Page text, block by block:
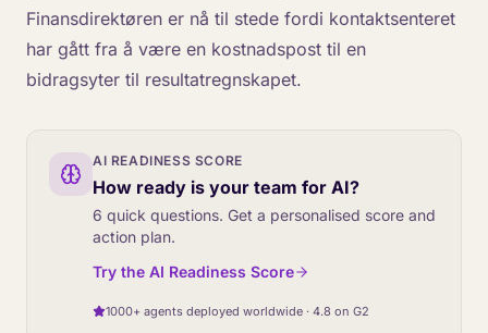
Finansdirektøren er nå til stede fordi kontaktsenteret
har gått fra å være en kostnadspost til en
bidragsyter til resultatregnskapet.
AI READINESS SCORE
How ready is your team for AI?
6 quick questions. Get a personalised score and
action plan.
Try the AI Readiness Score
1000+ agents deployed worldwide · 4.8 on G2